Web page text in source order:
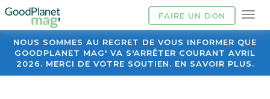
FAIRE UN DON
NOUS SOMMES AU REGRET DE VOUS INFORMER QUE
GOODPLANET MAG' VA S'ARRÊTER COURANT AVRIL
2026. MERCI DE VOTRE SOUTIEN. EN SAVOIR PLUS.